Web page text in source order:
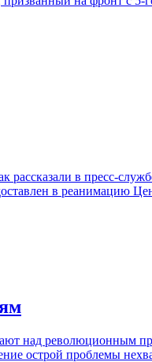
в пресс-
в реанимацию
над революционным
острой проблемы